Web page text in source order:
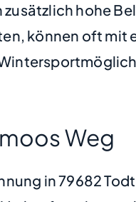
hohe
können oft
Weg
in 79682